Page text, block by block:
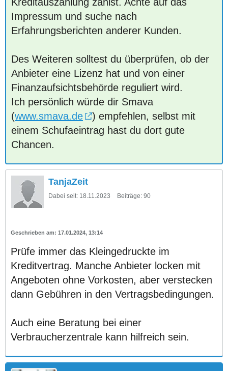
Impressum und suche nach
Erfahrungsberichten anderer Kunden.
Des Weiteren solltest du überprüfen, ob der
Anbieter eine Lizenz hat und von einer
Finanzaufsichtsbehörde reguliert wird.
Ich persönlich würde dir Smava
(www.smava.de
) empfehlen, selbst mit
einem Schufaeintrag hast du dort gute
Chancen.
TanjaZeit
Dabei seit: 18.11.2023 Beiträge: 90
17.01.2024, 13:14
Prüfe immer das Kleingedruckte im
Kreditvertrag. Manche Anbieter locken mit
Angeboten ohne Vorkosten, aber verstecken
dann Gebühren in den Vertragsbedingungen.
Auch eine Beratung bei einer
Verbraucherzentrale kann hilfreich sein.